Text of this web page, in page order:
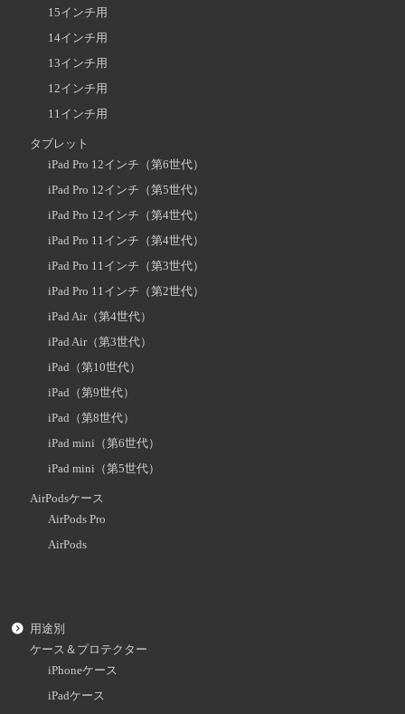
15インチ用
14インチ用
13インチ用
12インチ用
11インチ用
タブレット
iPad Pro 12インチ（第6世代）
iPad Pro 12インチ（第5世代）
iPad Pro 12インチ（第4世代）
iPad Pro 11インチ（第4世代）
iPad Pro 11インチ（第3世代）
iPad Pro 11インチ（第2世代）
iPad Air（第4世代）
iPad Air（第3世代）
iPad（第10世代）
iPad（第9世代）
iPad（第8世代）
iPad mini（第6世代）
iPad mini（第5世代）
AirPodsケース
AirPods Pro
AirPods
用途別
ケース＆プロテクター
iPhoneケース
iPadケース